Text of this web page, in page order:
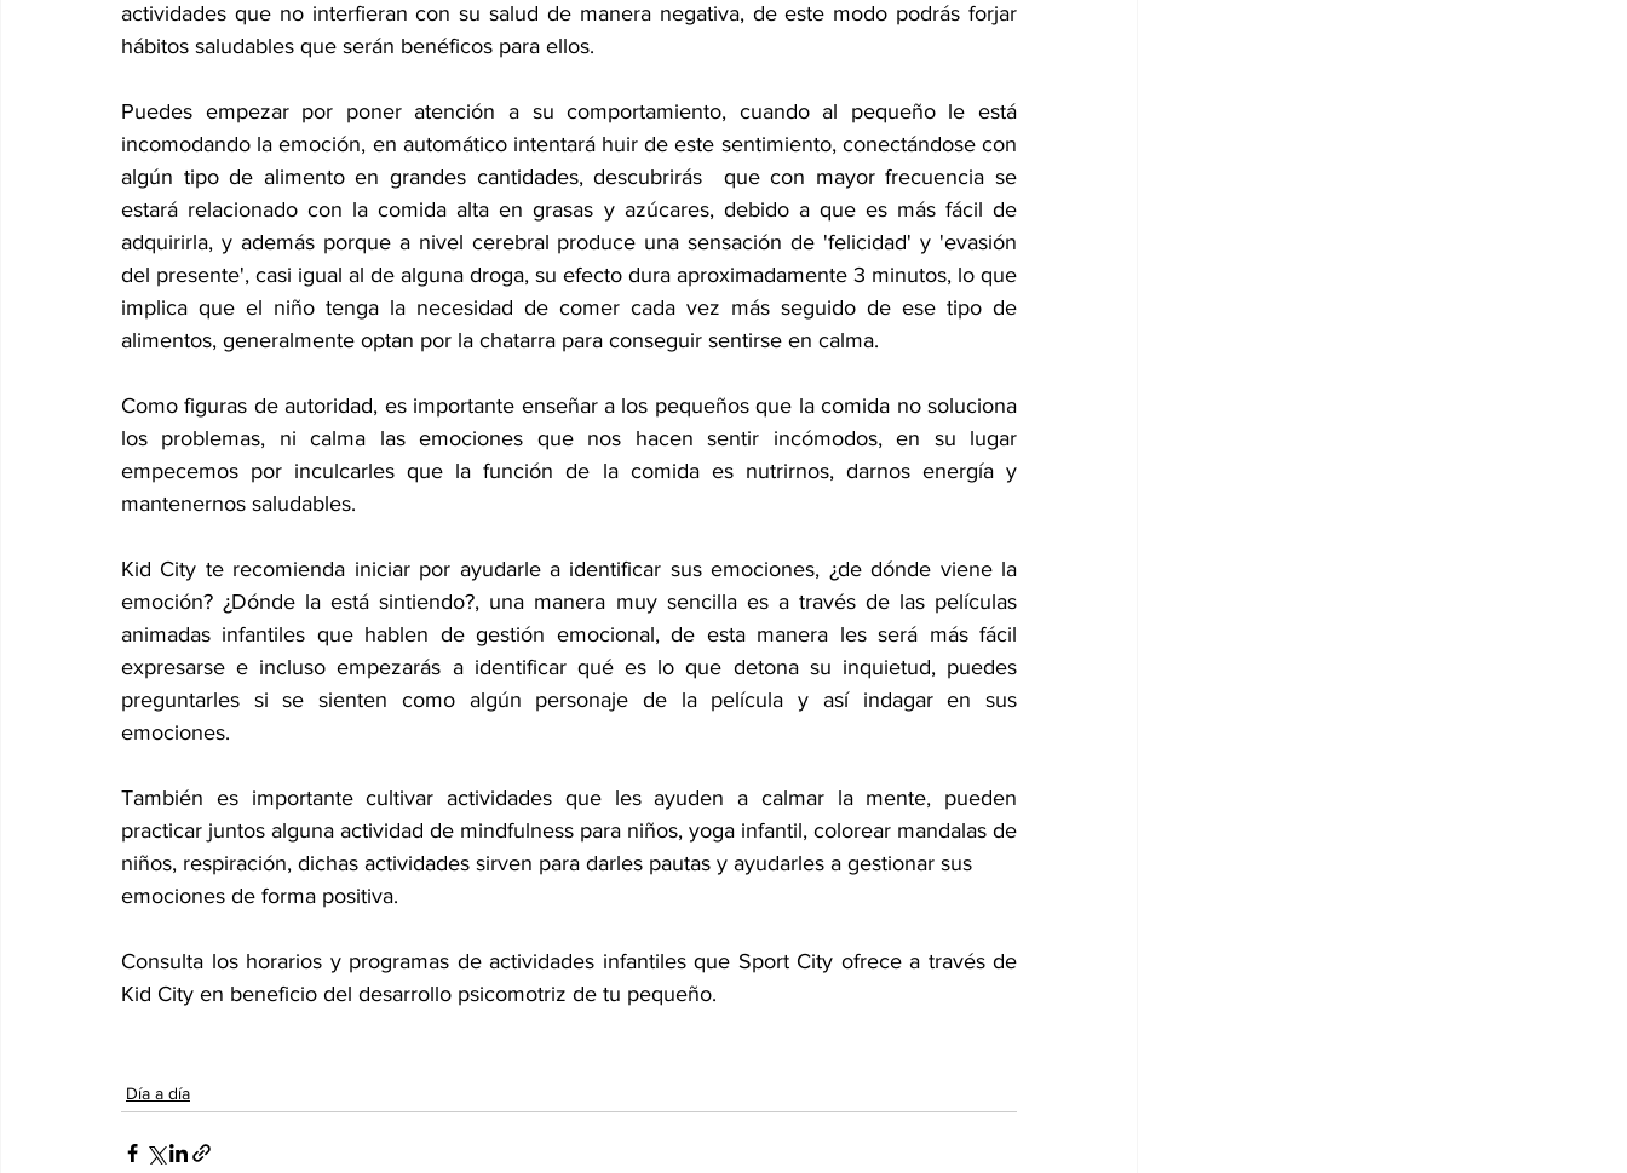
actividades que no interfieran con su salud de manera negativa, de este modo podrás forjar
hábitos saludables que serán benéficos para ellos.
Puedes empezar por poner atención a su comportamiento, cuando al pequeño le está
incomodando la emoción, en automático intentará huir de este sentimiento, conectándose con
algún tipo de alimento en grandes cantidades, descubrirás  que con mayor frecuencia se
estará relacionado con la comida alta en grasas y azúcares, debido a que es más fácil de
adquirirla, y además porque a nivel cerebral produce una sensación de 'felicidad' y 'evasión
del presente', casi igual al de alguna droga, su efecto dura aproximadamente 3 minutos, lo que
implica que el niño tenga la necesidad de comer cada vez más seguido de ese tipo de
alimentos, generalmente optan por la chatarra para conseguir sentirse en calma.
Como figuras de autoridad, es importante enseñar a los pequeños que la comida no soluciona
los problemas, ni calma las emociones que nos hacen sentir incómodos, en su lugar
empecemos por inculcarles que la función de la comida es nutrirnos, darnos energía y
mantenernos saludables.
Kid City te recomienda iniciar por ayudarle a identificar sus emociones, ¿de dónde viene la
emoción? ¿Dónde la está sintiendo?, una manera muy sencilla es a través de las películas
animadas infantiles que hablen de gestión emocional, de esta manera les será más fácil
expresarse e incluso empezarás a identificar qué es lo que detona su inquietud, puedes
preguntarles si se sienten como algún personaje de la película y así indagar en sus
emociones.
También es importante cultivar actividades que les ayuden a calmar la mente, pueden
practicar juntos alguna actividad de mindfulness para niños, yoga infantil, colorear mandalas de
niños, respiración, dichas actividades sirven para darles pautas y ayudarles a gestionar sus
emociones de forma positiva.
Consulta los horarios y programas de actividades infantiles que Sport City ofrece a través de
Kid City en beneficio del desarrollo psicomotriz de tu pequeño.
Día a día